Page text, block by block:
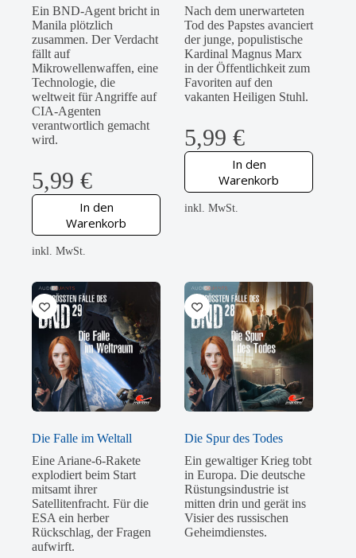
Ein BND-Agent bricht in
Manila plötzlich
zusammen. Der Verdacht
fällt auf
Mikrowellenwaffen, eine
Technologie, die
weltweit für Angriffe auf
CIA-Agenten
verantwortlich gemacht
wird.
5,99 €
In den
Warenkorb
inkl. MwSt.
Nach dem unerwarteten
Tod des Papstes avanciert
der junge, populistische
Kardinal Magnus Marx
in der Öffentlichkeit zum
Favoriten auf den
vakanten Heiligen Stuhl.
5,99€
In den
Warenkorb
inkl. MwSt.
Die Falle im Weltall
Eine Ariane-6-Rakete
explodiert beim Start
mitsamt ihrer
Satellitenfracht. Für die
ESA ein herber
Rückschlag, der Fragen
aufwirft.
Die Spur des Todes
Ein gewaltiger Krieg tobt
in Europa. Die deutsche
Rüstungsindustrie ist
mitten drin und gerät ins
Visier des russischen
Geheimdienstes.